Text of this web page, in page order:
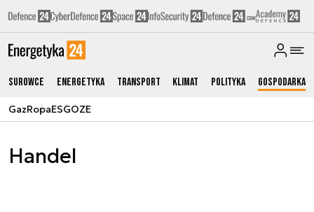
Surowce Energetyka Transport Klimat Polityka Gospodarka
GazRopaESGOZE
Handel